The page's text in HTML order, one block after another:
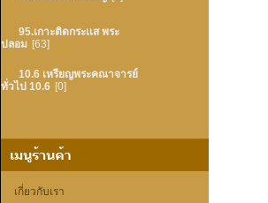
95.เกาะติดกระเเส พระ
ปลอม [63]
10.6 เหรียญพระคณาจารย์
ทั่วไป 10.6 [0]
เกี่ยวกับเรา